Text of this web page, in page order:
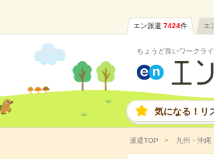
エン派遣 7424件 エ
ちょうど良いワークラ
気になる！リ
派遣TOP 九州・沖縄